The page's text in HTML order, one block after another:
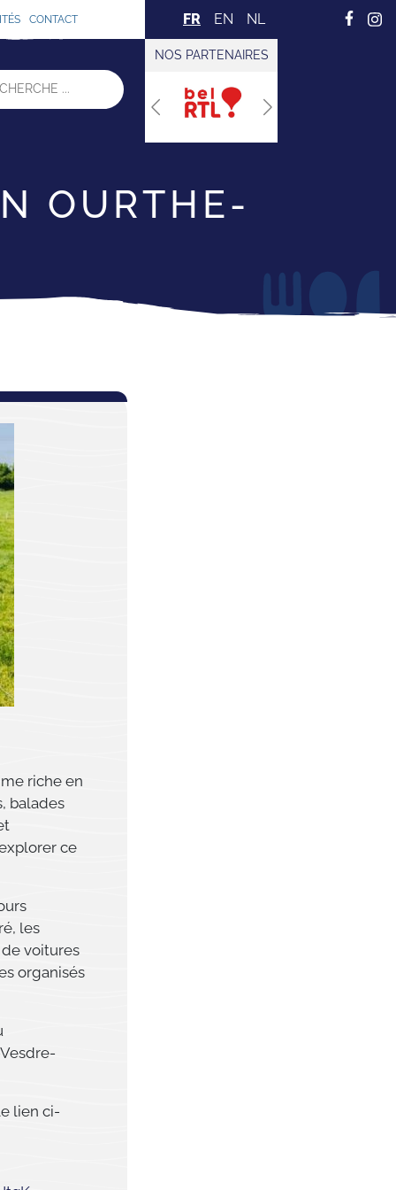
CONTACT FR EN NL
NOS PARTENAIRES
Previous Next
OURTHE-
riche en
balades
ce
les
voitures
organisés
lien ci-